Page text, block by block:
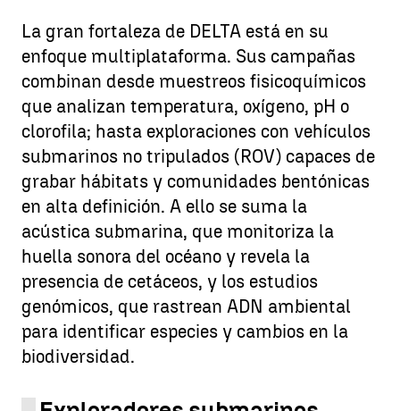
La gran fortaleza de DELTA está en su
enfoque multiplataforma. Sus campañas
combinan desde muestreos fisicoquímicos
que analizan temperatura, oxígeno, pH o
clorofila; hasta exploraciones con vehículos
submarinos no tripulados (ROV) capaces de
grabar hábitats y comunidades bentónicas
en alta definición. A ello se suma la
acústica submarina, que monitoriza la
huella sonora del océano y revela la
presencia de cetáceos, y los estudios
genómicos, que rastrean ADN ambiental
para identificar especies y cambios en la
biodiversidad.